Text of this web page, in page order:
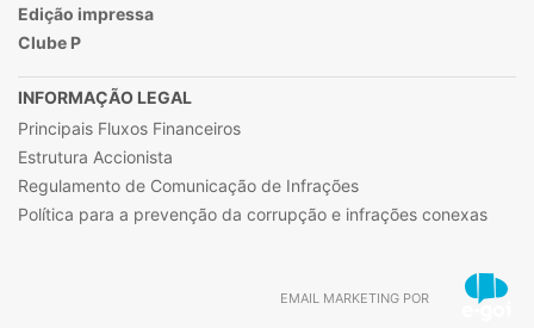
Edição impressa
Clube P
INFORMAÇÃO LEGAL
Principais Fluxos Financeiros
Estrutura Accionista
Regulamento de Comunicação de Infrações
Política para a prevenção da corrupção e infrações conexas
EMAIL MARKETING POR